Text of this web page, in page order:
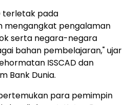
terletak pada
mengangkat pengalaman
serta negara-negara
bahan pembelajaran," ujar
ISSCAD dan
Bank Dunia.
para pemimpin